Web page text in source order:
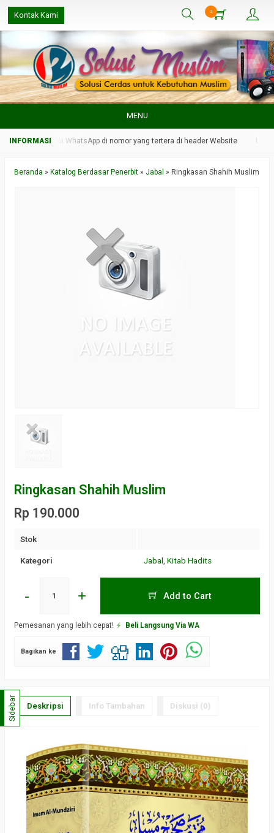
Kontak Kami 0
MENU
kami melalui WhatsApp di nomor yang tertera di header Website
Beranda » Katalog Berdasar Penerbit » Jabal » Ringkasan Shahih Muslim
Ringkasan Shahih Muslim
Rp 190.000
Stok
Kategori Jabal , Kitab Hadits
- + Add to Cart
Pemesanan yang lebih cepat! Beli Langsung Via WA
Bagikan ke
Deskripsi Info Tambahan Diskusi (0)
Sidebar